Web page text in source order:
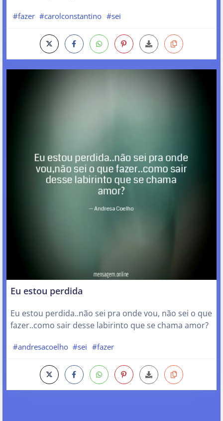
#fazer #carolconstantino #sei
Eu estou perdida
Eu estou perdida..não sei pra onde vou, não sei o que
fazer..como sair desse labirinto que se chama amor?
#andresacoelho #sei #fazer